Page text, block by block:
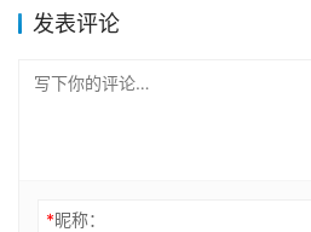
发表评论
*昵称：